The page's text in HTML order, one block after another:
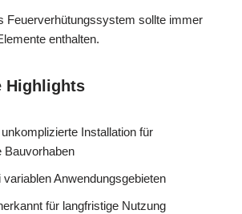
Feuerverhütungssystem sollte immer
enthalten.
Highlights
Installation für
Bauvorhaben
variablen Anwendungsgebieten
für langfristige Nutzung